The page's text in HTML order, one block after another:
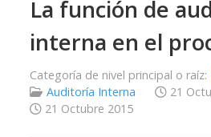
La función de
interna en el
Categoría de nivel principal o raíz:
Auditoría Interna
21
21 Octubre 2015